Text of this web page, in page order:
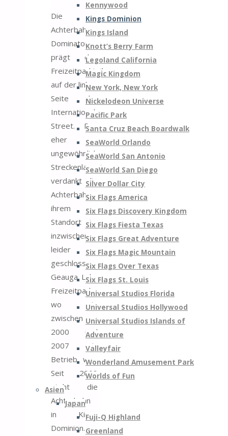
Kennywood
Kings Dominion
Kings Island
Knott’s Berry Farm
Legoland California
Magic Kingdom
New York, New York
Nickelodeon Universe
Pacific Park
Santa Cruz Beach Boardwalk
SeaWorld Orlando
SeaWorld San Antonio
SeaWorld San Diego
Silver Dollar City
Six Flags America
Six Flags Discovery Kingdom
Six Flags Fiesta Texas
Six Flags Great Adventure
Six Flags Magic Mountain
Six Flags Over Texas
Six Flags St. Louis
Universal Studios Florida
Universal Studios Hollywood
Universal Studios Islands of
Adventure
Valleyfair
Wonderland Amusement Park
Worlds of Fun
Asien
Japan
Fuji-Q Highland
Greenland
Die
Achterbahn
Dominator
prägt den
Freizeitparkteil
auf der linken
Seite der
International
Street. Das
eher
ungewöhnliche
Streckenlayout
verdankt die
Achterbahn
ihrem
Standort im
inzwischen
leider
geschlossenen
Geauga Lake
Freizeitpark,
wo sie
zwischen
2000 und
2007 in
Betrieb war.
Seit 2008
steht die
Achterbahn
in Kings
Dominion.